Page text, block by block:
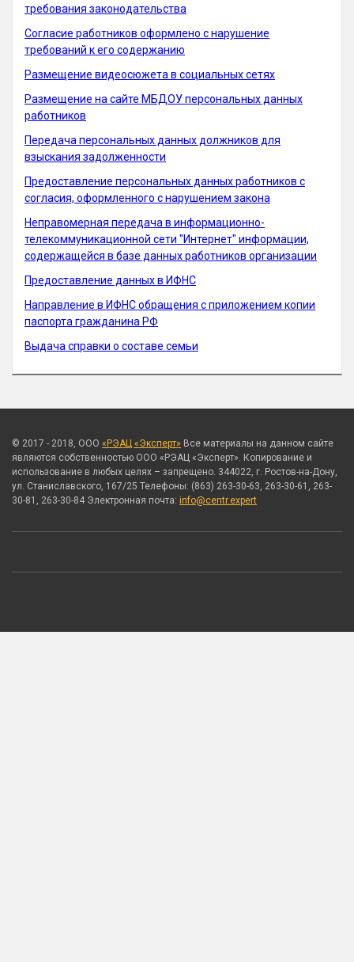
требования законодательства
Согласие работников оформлено с нарушение
требований к его содержанию
Размещение видеосюжета в социальных сетях
Размещение на сайте МБДОУ персональных данных
работников
Передача персональных данных должников для
взыскания задолженности
Предоставление персональных данных работников с
согласия, оформленного с нарушением закона
Неправомерная передача в информационно-
телекоммуникационной сети "Интернет" информации,
содержащейся в базе данных работников организации
Предоставление данных в ИФНС
Направление в ИФНС обращения с приложением копии
паспорта гражданина РФ
Выдача справки о составе семьи
© 2017 - 2018, ООО «РЭАЦ «Эксперт» Все материалы на данном сайте
являются собственностью ООО «РЭАЦ «Эксперт». Копирование и
использование в любых целях – запрещено. 344022, г. Ростов-на-Дону,
ул. Станиславского, 167/25 Телефоны: (863) 263-30-63, 263-30-61, 263-
30-81, 263-30-84 Электронная почта: info@centr.expert